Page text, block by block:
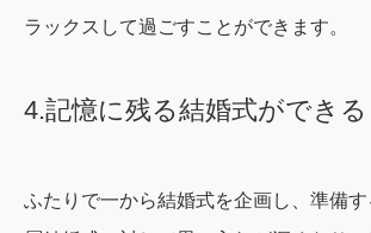
ラックスして過ごすことができます。
4.記憶に残る結婚式ができる
ふたりで一から結婚式を企画し、準備